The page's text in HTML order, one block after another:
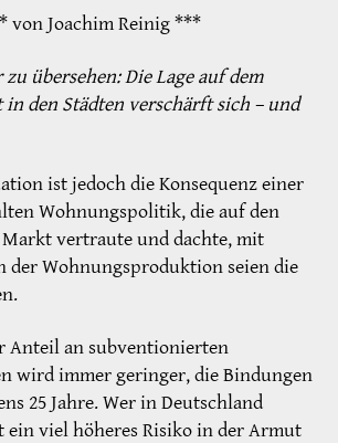
von Joachim Reinig ***
übersehen: Die Lage auf dem
den Städten verschärft sich – und
ist jedoch die Konsequenz einer
Wohnungspolitik, die auf den
vertraute und dachte, mit
der Wohnungsproduktion seien die
Anteil an subventionierten
wird immer geringer, die Bindungen
25 Jahre. Wer in Deutschland
viel höheres Risiko in der Armut